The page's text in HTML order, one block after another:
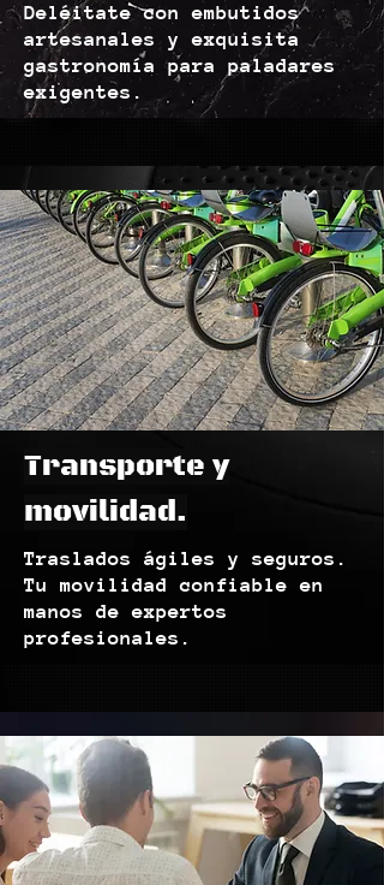
Deléitate con embutidos
artesanales y exquisita
gastronomía para paladares
exigentes.
Transporte y
movilidad.
Traslados ágiles y seguros.
Tu movilidad confiable en
manos de expertos
profesionales.